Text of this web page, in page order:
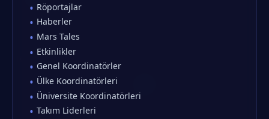
Röportajlar
Haberler
Mars Tales
Etkinlikler
Genel Koordinatörler
Ülke Koordinatörleri
Üniversite Koordinatörleri
Takım Liderleri